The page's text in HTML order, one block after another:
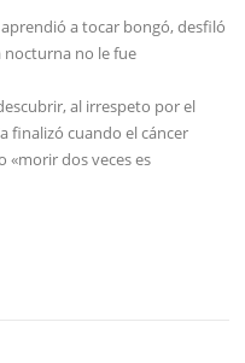
a tocar bongó, desfiló
nocturna no le fue
al irrespeto por el
finalizó cuando el cáncer
«morir dos veces es